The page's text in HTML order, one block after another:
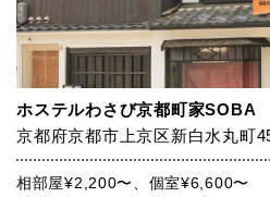
ホステルわさび京都町家SOBA
京都府京都市上京区新白水丸町
相部屋¥2,200〜、個室¥6,600〜